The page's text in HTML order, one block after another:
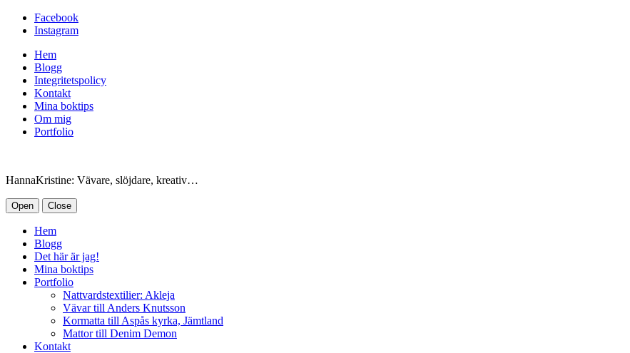
Facebook
Instagram
Hem
Blogg
Integritetspolicy
Kontakt
Mina boktips
Om mig
Portfolio
HannaKristine: Vävare, slöjdare, kreativ…
Open Close
Hem
Blogg
Det här är jag!
Mina boktips
Portfolio
Nattvardstextilier: Akleja
Vävar till Anders Knutsson
Kormatta till Aspås kyrka, Jämtland
Mattor till Denim Demon
Kontakt